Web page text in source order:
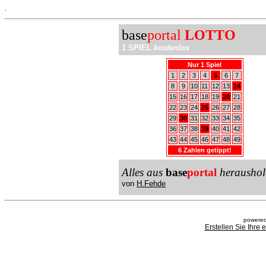
baseportal LOTTO
1 SPIEL kostenlos
Nur 1 Spiel
1
2 3 4 5 6
7
8
9 10 11 12 13 14
15
16 17 18 19 20 21
22 23 24 25 26 27 28
29 30 31 32 33 34 35
36 37 38 39 40 41
42
43 44 45 46 47 48 49
6 Zahlen getippt!
Alles aus baseportal
von H.Fehde
Erstellen Sie Ihre